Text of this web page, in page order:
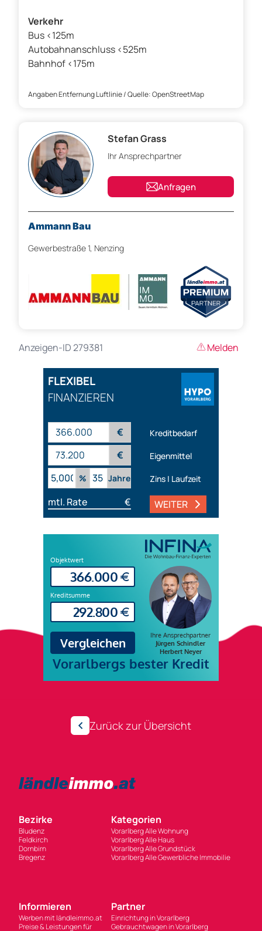
Verkehr
Bus <125m
Autobahnanschluss <525m
Bahnhof <175m
Angaben Entfernung Luftlinie / Quelle: OpenStreetMap
Stefan Grass
Ihr Ansprechpartner
Anfragen
Ammann Bau
Gewerbestraße 1, Nenzing
Anzeigen-ID 279381 Melden
FLEXIBEL
FINANZIEREN
€ Kreditbedarf
€
Eigenmittel
%
Jahre Zins | Laufzeit
mtl. Rate € WEITER
Zurück zur Übersicht
Bezirke
Bludenz
Feldkirch
Dornbirn
Bregenz
Kategorien
Vorarlberg Alle Wohnung
Vorarlberg Alle Haus
Vorarlberg Alle Grundstück
Vorarlberg Alle Gewerbliche Immobilie
Informieren
Werben mit ländleimmo.at
Preise & Leistungen für
Partner
Einrichtung in Vorarlberg
Gebrauchtwagen in Vorarlberg